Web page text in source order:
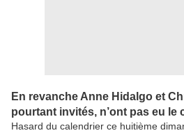
En revanche Anne Hidalgo et
pourtant invités, n’ont pas eu le
Hasard du calendrier ce huitième